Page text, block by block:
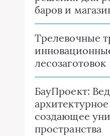
баров и
Трелевочные
лесозаготовок
БауПроект:
создающее
пространства